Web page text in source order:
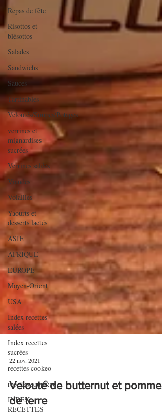
Repas de fête
Risottos et
blésottos
Salades
Sandwichs
Sauces
Tartinables
Veloutés/Soupes/Potages
verrines et
mignardises
sucrées
Verrines salées
Viandes
Volailles
Yaourts et
desserts lactés
ASIE
AFRIQUE
EUROPE
Moyen-Orient
USA
Index recettes
salées
Index recettes
sucrées
recettes cookeo
recettes soup&co
INDEX
RECETTES
22 nov. 2021
Velouté de butternut et pommes